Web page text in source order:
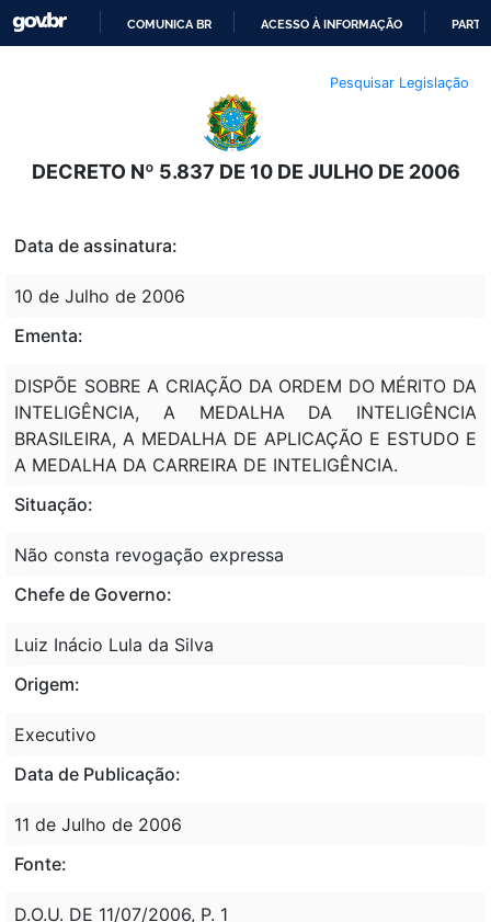
O
CONTEÚDO
COMUNICA BR ACESSO À INFORMAÇÃO
Pesquisar Legislação
DECRETO Nº 5.837 DE 10 DE JULHO DE 2006
Data de assinatura:
10 de Julho de 2006
Ementa:
DISPÕE SOBRE A CRIAÇÃO DA ORDEM DO MÉRITO DA
INTELIGÊNCIA, A MEDALHA DA INTELIGÊNCIA
BRASILEIRA, A MEDALHA DE APLICAÇÃO E ESTUDO E
A MEDALHA DA CARREIRA DE INTELIGÊNCIA.
Situação:
Não consta revogação expressa
Chefe de Governo:
Luiz Inácio Lula da Silva
Origem:
Executivo
Data de Publicação:
11 de Julho de 2006
Fonte:
D.O.U. DE 11/07/2006, P. 1